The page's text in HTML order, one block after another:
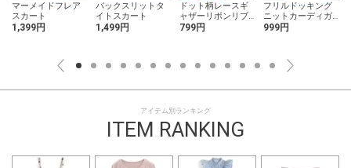
マーメイドフレア
スカート
1,399円
バックスリットタ
イトスカート
1,499円
ドット柄レースギ
ャザーリボンリブ
トップス
799円
フリルドッキング
ニットカーディガ
ン
999円
アイテム別ランキング
ITEM RANKING